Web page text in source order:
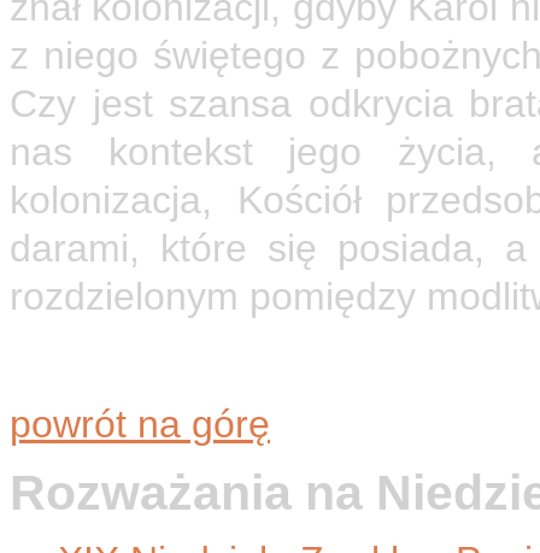
z niego świętego z
Czy jest szansa odkrycia
nas kontekst jego życia,
kolonizacja, Kościół
darami, które się posiada,
rozdzielonym pomiędzy
powrót na górę
Rozważania na